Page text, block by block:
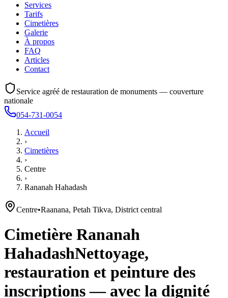
Services
Tarifs
Cimetières
Galerie
À propos
FAQ
Articles
Contact
Service agréé de restauration de monuments — couverture
nationale
054-731-0054
Accueil
›
Cimetières
›
Centre
›
Rananah Hahadash
Centre•Raanana, Petah Tikva, District central
Cimetière Rananah
HahadashNettoyage,
restauration et peinture des
inscriptions — avec la dignité